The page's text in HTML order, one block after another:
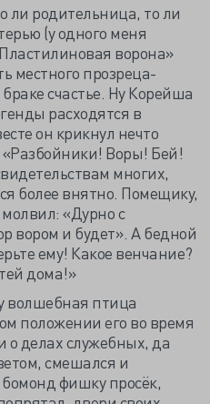
ли родительница, то ли
(у одного меня
ворона»
местного прозреца-
счастье. Ну Корейша
расходятся в
он крикнул нечто
«Разбойники! Воры! Бей!
многих,
более внятно. Помещику,
«Дурно с
вором и будет». А бедной
ему! Какое венчание?
дома!»
волшебная птица
положении его во время
о делах служебных, да
смешался и
фишку просёк,